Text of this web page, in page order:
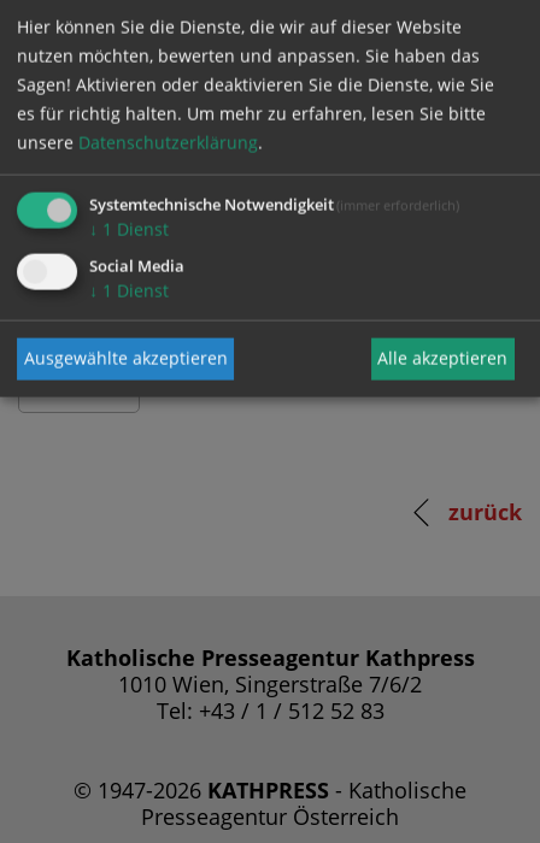
Bitte melden Sie sich mit Ihrem Benutzernamen
und Passwort an.
Benutzername
Passwort
zurück
Katholische Presseagentur Kathpress
1010 Wien, Singerstraße 7/6/2
Tel: +43 / 1 / 512 52 83
© 1947-2026 KATHPRESS - Katholische
Presseagentur Österreich
Hier können Sie die Dienste, die wir auf dieser Website
nutzen möchten, bewerten und anpassen. Sie haben das
Sagen! Aktivieren oder deaktivieren Sie die Dienste, wie Sie
es für richtig halten. Um mehr zu erfahren, lesen Sie bitte
unsere Datenschutzerklärung.
Systemtechnische Notwendigkeit (immer erforderlich)
↓ 1 Dienst
Social Media
↓ 1 Dienst
Ausgewählte akzeptieren Alle akzeptieren